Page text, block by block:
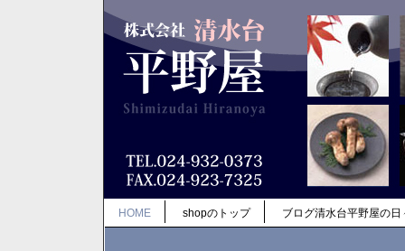
HOME shopのトップ ブログ清水台平野屋の日